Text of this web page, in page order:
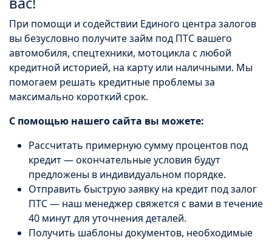
При помощи и содействии Единого центра залогов
вы безусловно получите займ под ПТС вашего
автомобиля, спецтехники, мотоцикла с любой
кредитной историей, на карту или наличными. Мы
помогаем решать кредитные проблемы за
максимально короткий срок.
С помощью нашего сайта вы можете:
Рассчитать примерную сумму процентов под
кредит — окончательные условия будут
предложены в индивидуальном порядке.
Отправить быструю заявку на кредит под залог
ПТС — наш менеджер свяжется с вами в течение
40 минут для уточнения деталей.
Получить шаблоны документов, необходимые